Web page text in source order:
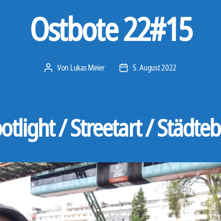
Ostbote 22#15
Beitragsautor
Von Lukas Meier Veröffentlichungsdatum
5. August 2022
/ Streetart /